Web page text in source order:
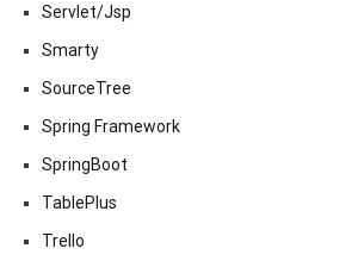
Servlet/Jsp
Smarty
SourceTree
Spring Framework
SpringBoot
TablePlus
Trello